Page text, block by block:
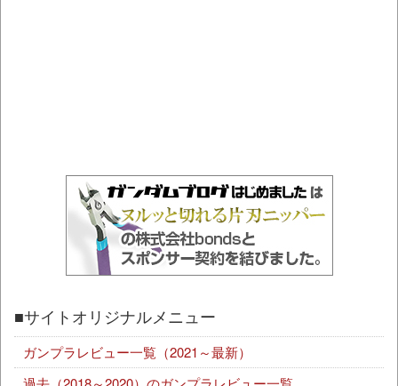
■サイトオリジナルメニュー
ガンプラレビュー一覧（2021～最新）